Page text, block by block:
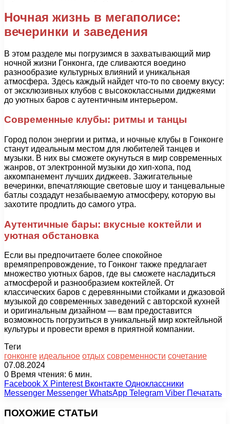
Ночная жизнь в мегаполисе:
вечеринки и заведения
В этом разделе мы погрузимся в захватывающий мир
ночной жизни Гонконга, где сливаются воедино
разнообразие культурных влияний и уникальная
атмосфера. Здесь каждый найдет что-то по своему вкусу:
от эксклюзивных клубов с высококлассными диджеями
до уютных баров с аутентичным интерьером.
Современные клубы: ритмы и танцы
Город полон энергии и ритма, и ночные клубы в Гонконге
станут идеальным местом для любителей танцев и
музыки. В них вы сможете окунуться в мир современных
жанров, от электронной музыки до хип-хопа, под
аккомпанемент лучших диджеев. Зажигательные
вечеринки, впечатляющие световые шоу и танцевальные
батлы создадут незабываемую атмосферу, которую вы
захотите продлить до самого утра.
Аутентичные бары: вкусные коктейли и
уютная обстановка
Если вы предпочитаете более спокойное
времяпрепровождение, то Гонконг также предлагает
множество уютных баров, где вы сможете насладиться
атмосферой и разнообразием коктейлей. От
классических баров с деревянными стойками и джазовой
музыкой до современных заведений с авторской кухней
и оригинальным дизайном — вам предоставится
возможность погрузиться в уникальный мир коктейльной
культуры и провести время в приятной компании.
Теги
гонконге идеальное отдых современности сочетание
07.08.2024
0 Время чтения: 6 мин.
Facebook X Pinterest Вконтакте Одноклассники
Messenger Messenger WhatsApp Telegram Viber Печатать
ПОХОЖИЕ СТАТЬИ